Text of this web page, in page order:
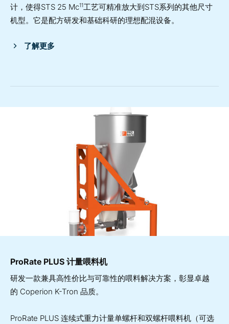
计，使得STS 25 Mc11工艺可精准放大到STS系列的其他尺寸
机型。它是配方研发和基础科研的理想配混设备。
了解更多
ProRate PLUS 计量喂料机
研发一款兼具高性价比与可靠性的喂料解决方案，彰显卓越
的 Coperion K-Tron 品质。
ProRate PLUS 连续式重力计量单螺杆和双螺杆喂料机（可选